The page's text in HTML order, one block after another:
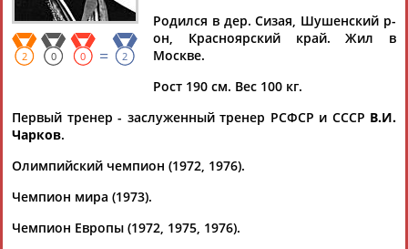
Дмитрий
Тамилла
Рамазан
Флюра
БУЛАТОВА
Татьяна
Акжана
2 0 0 = 2
Родился в дер. Сизая, Шушенский р-
он, Красноярский край. Жил в
Москве.
Рост 190 см. Вес 100 кг.
Первый тренер - заслуженный тренер РСФСР и СССР В.И.
Чарков.
Олимпийский чемпион (1972, 1976).
Чемпион мира (1973).
Чемпион Европы (1972, 1975, 1976).